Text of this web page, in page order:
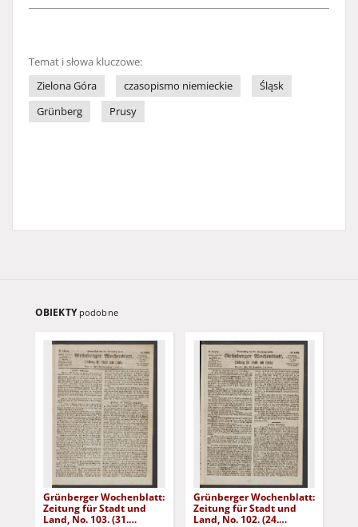
Temat i słowa kluczowe:
Zielona Góra
czasopismo niemieckie
Śląsk
Grünberg
Prusy
OBIEKTY podobne
Grünberger Wochenblatt:
Zeitung für Stadt und
Land, No. 103. (31.
Grünberger Wochenblatt:
Zeitung für Stadt und
Land, No. 102. (24.